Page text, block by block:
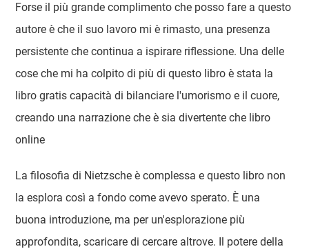
Forse il più grande complimento che posso fare a questo
autore è che il suo lavoro mi è rimasto, una presenza
persistente che continua a ispirare riflessione. Una delle
cose che mi ha colpito di più di questo libro è stata la
libro gratis capacità di bilanciare l'umorismo e il cuore,
creando una narrazione che è sia divertente che libro
online
La filosofia di Nietzsche è complessa e questo libro non
la esplora così a fondo come avevo sperato. È una
buona introduzione, ma per un'esplorazione più
approfondita, scaricare di cercare altrove. Il potere della